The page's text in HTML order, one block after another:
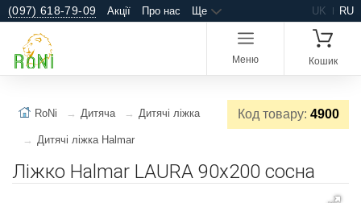
(097) 618-79-09 Акції Про нас Ще UK RU
Меню Кошик
Код товару: 4900
RoNi Дитяча Дитячі ліжка
Дитячі ліжка Halmar
Ліжко Halmar LAURA 90х200 сосна